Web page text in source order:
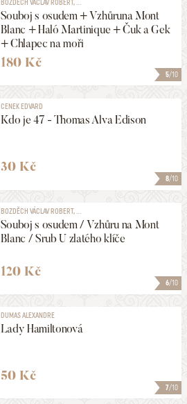
5/10
BOZDĚCH VÁCLAV ROBERT, ...
Souboj s osudem + Vzhůruna Mont
Blanc + Haló Martinique + Čuk a Gek
+ Chlapec na moři
180 Kč
8/10
CENEK EDVARD
Kdo je 47 - Thomas Alva Edison
30 Kč
6/10
BOZDĚCH VÁCLAV ROBERT, ...
Souboj s osudem / Vzhůru na Mont
Blanc / Srub U zlatého klíče
120 Kč
7/10
DUMAS ALEXANDRE
Lady Hamiltonová
50 Kč